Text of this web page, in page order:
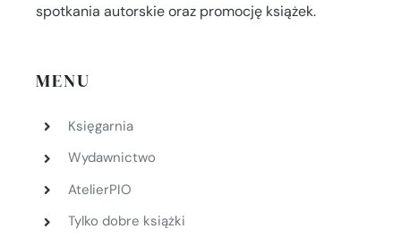
spotkania autorskie oraz promocję książek.
MENU
Księgarnia
Wydawnictwo
AtelierPIO
Tylko dobre książki